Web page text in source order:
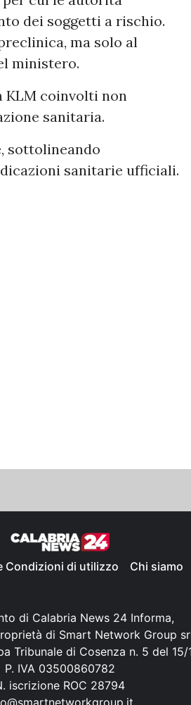
dei soggetti a rischio.
ma solo al
ministero.
KLM coinvolti non
sanitaria.
sottolineando
sanitarie ufficiali.
Condizioni di utilizzo Chi siamo
di Calabria News 24 Informa,
di Smart Network Group
Tribunale di Cosenza n. 5 del 15/
P. IVA 03500860782
iscrizione ROC 28794